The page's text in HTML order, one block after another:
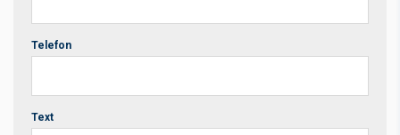
Telefon
Text